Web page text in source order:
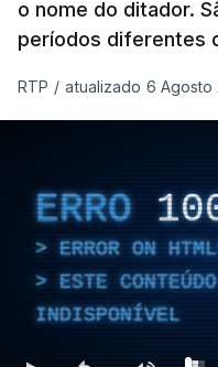
o nome do ditador.
períodos diferentes
RTP / atualizado 6 Agosto
ERRO
ERROR ON
ESTE
INDISPONÍVEL